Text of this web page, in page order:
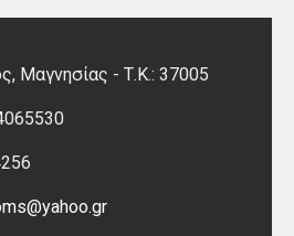
Μαγνησίας - Τ.Κ.: 37005